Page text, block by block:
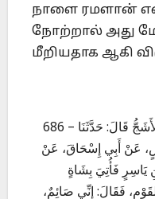
நாளை ரமளான்
நோற்றால் அது
மீறியதாக ஆகி
686 – حَدَّثَنَا أَبُو سَعِيدٍ عَبْدُ اللَّهِ بْنُ سَعِيدٍ الأَشَجُّ قَالَ: حَدَّثَنَا
عَنْ أَبِي إِسْحَاقَ، عَنْ
يَاسِرٍ فَأُتِيَ بِشَاةٍ
فَقَالَ: إِنِّي صَائِمٌ،